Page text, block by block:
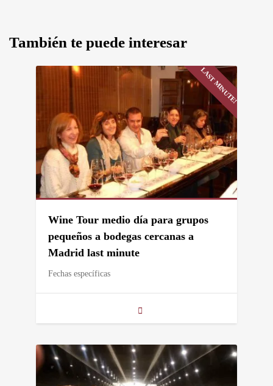
También te puede interesar
LAST MINUTE!
Wine Tour medio día para grupos
pequeños a bodegas cercanas a
Madrid last minute
Fechas específicas